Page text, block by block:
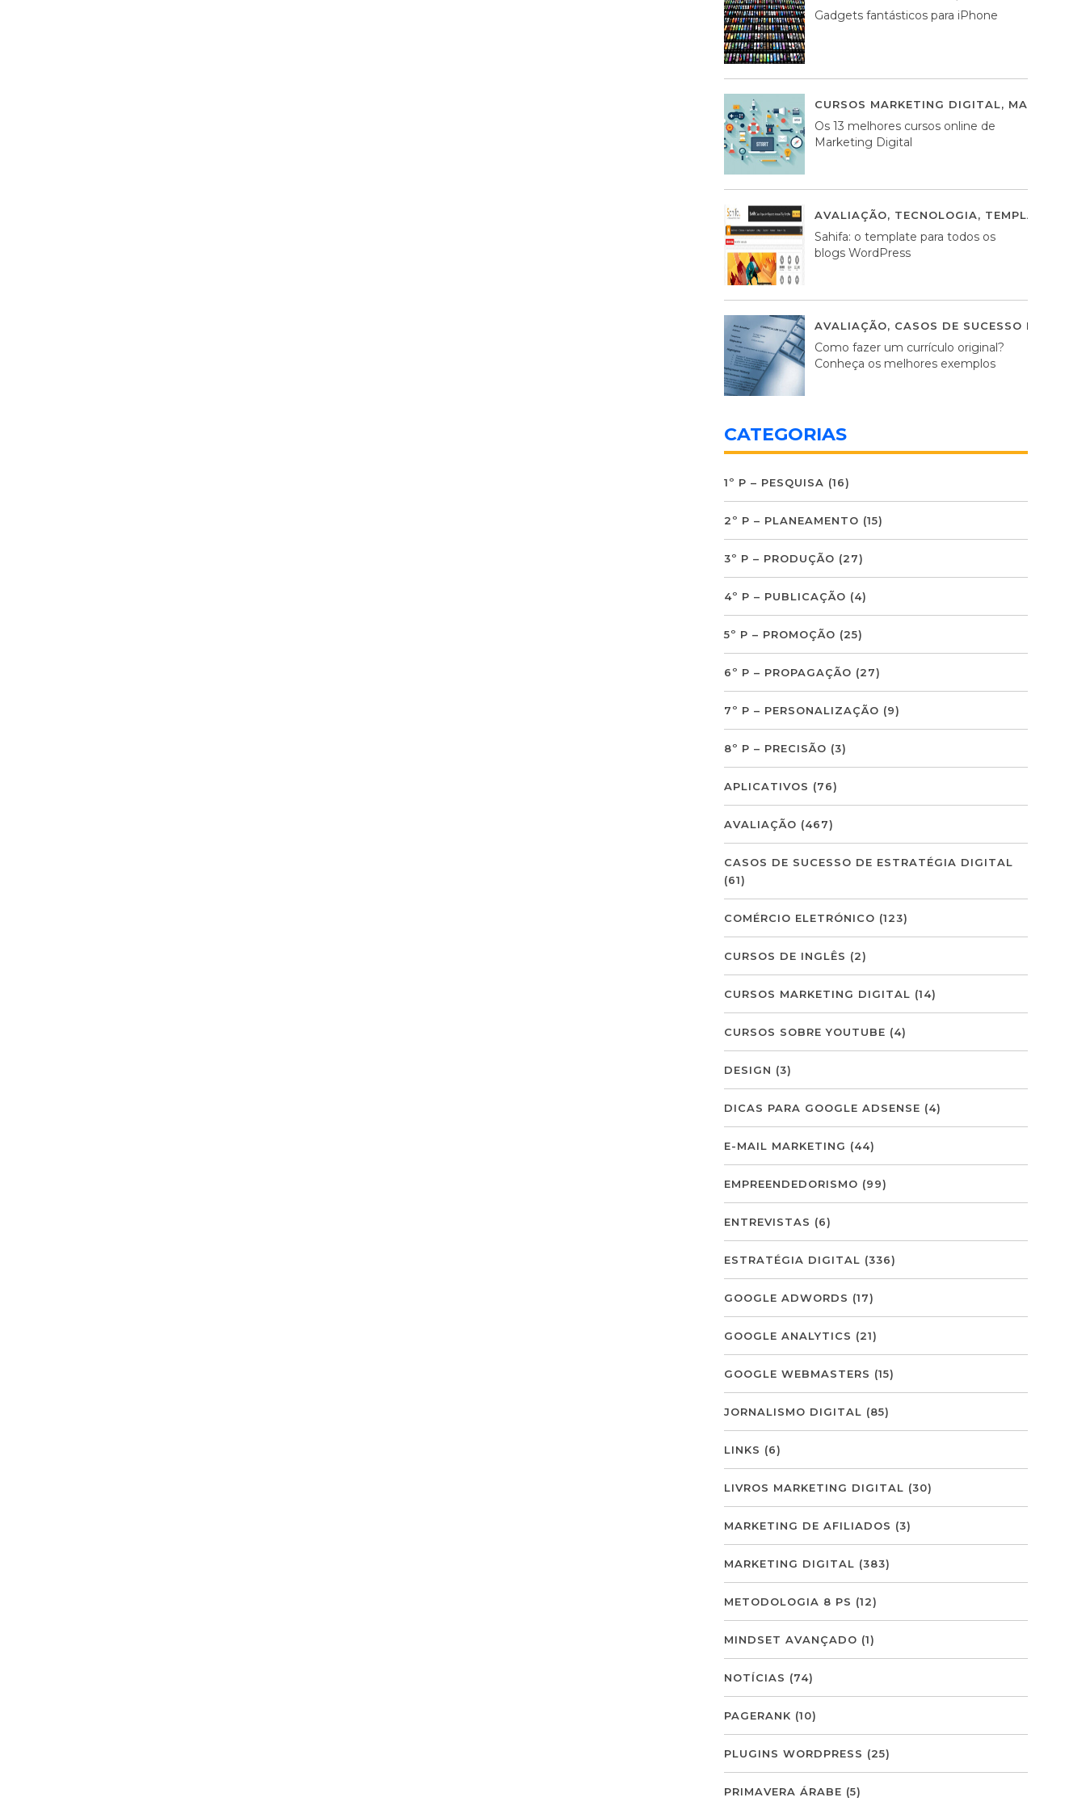
Gadgets fantásticos para iPhone
CURSOS MARKETING DIGITAL,
Os 13 melhores cursos online de
Marketing Digital
AVALIAÇÃO, TECNOLOGIA, TEMPLATES
Sahifa: o template para todos os
blogs WordPress
AVALIAÇÃO, CASOS DE SUCESSO DE
Como fazer um currículo original?
Conheça os melhores exemplos
CATEGORIAS
1º P – PESQUISA (16)
2º P – PLANEAMENTO (15)
3º P – PRODUÇÃO (27)
4º P – PUBLICAÇÃO (4)
5º P – PROMOÇÃO (25)
6º P – PROPAGAÇÃO (27)
7º P – PERSONALIZAÇÃO (9)
8º P – PRECISÃO (3)
APLICATIVOS (76)
AVALIAÇÃO (467)
CASOS DE SUCESSO DE ESTRATÉGIA DIGITAL
(61)
COMÉRCIO ELETRÓNICO (123)
CURSOS DE INGLÊS (2)
CURSOS MARKETING DIGITAL (14)
CURSOS SOBRE YOUTUBE (4)
DESIGN (3)
DICAS PARA GOOGLE ADSENSE (4)
E-MAIL MARKETING (44)
EMPREENDEDORISMO (99)
ENTREVISTAS (6)
ESTRATÉGIA DIGITAL (336)
GOOGLE ADWORDS (17)
GOOGLE ANALYTICS (21)
GOOGLE WEBMASTERS (15)
JORNALISMO DIGITAL (85)
LINKS (6)
LIVROS MARKETING DIGITAL (30)
MARKETING DE AFILIADOS (3)
MARKETING DIGITAL (383)
METODOLOGIA 8 PS (12)
MINDSET AVANÇADO (1)
NOTÍCIAS (74)
PAGERANK (10)
PLUGINS WORDPRESS (25)
PRIMAVERA ÁRABE (5)